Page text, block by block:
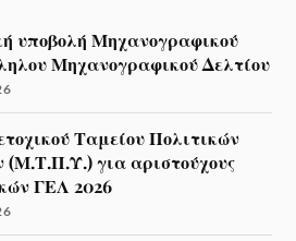
υποβολή Μηχανογραφικού
Μηχανογραφικού Δελτίου
Ταμείου Πολιτικών
για αριστούχους
ΓΕΛ 2026